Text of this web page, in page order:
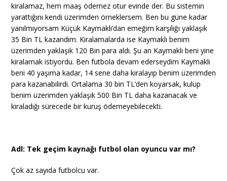
kiralamaz, hem maaş ödemez otur evinde der. Bu sistemin
yarattığını kendi üzerimden örneklersem. Ben bu güne kadar
yanılmıyorsam Küçük Kaymaklı’dan emeğim karşılığı yaklaşık
35 Bin TL kazandım. Kiralamalarda ise Kaymaklı benim
üzerimden yaklaşık 120 Bin para aldı. Şu an Kaymaklı beni yine
kiralamak istiyordu. Ben futbola devam ederseydim Kaymaklı
beni 40 yaşıma kadar, 14 sene daha kiralayıp benim üzerimden
para kazanabilirdi. Ortalama 30 bin TL’den koyarsak, kulüp
benim üzerimden yaklaşık 500 Bin TL daha kazanacak ve
kiraladığı sürecede bir kuruş ödemeyebilecekti.
Adl: Tek geçim kaynağı futbol olan oyuncu var mı?
Çok az sayıda futbolcu var.